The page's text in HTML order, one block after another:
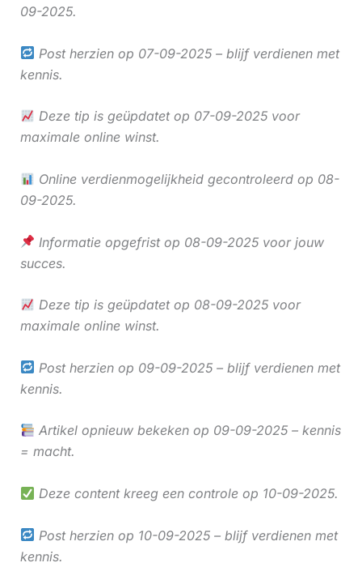
09-2025.
Post herzien op 07-09-2025 – blijf verdienen met
kennis.
Deze tip is geüpdatet op 07-09-2025 voor
maximale online winst.
Online verdienmogelijkheid gecontroleerd op 08-
09-2025.
Informatie opgefrist op 08-09-2025 voor jouw
succes.
Deze tip is geüpdatet op 08-09-2025 voor
maximale online winst.
Post herzien op 09-09-2025 – blijf verdienen met
kennis.
Artikel opnieuw bekeken op 09-09-2025 – kennis
= macht.
Deze content kreeg een controle op 10-09-2025.
Post herzien op 10-09-2025 – blijf verdienen met
kennis.